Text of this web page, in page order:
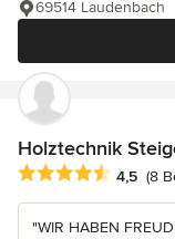
69514 Laudenbach
Holztechnik
Durchschnittliche
4,5 (8
"WIR HABEN